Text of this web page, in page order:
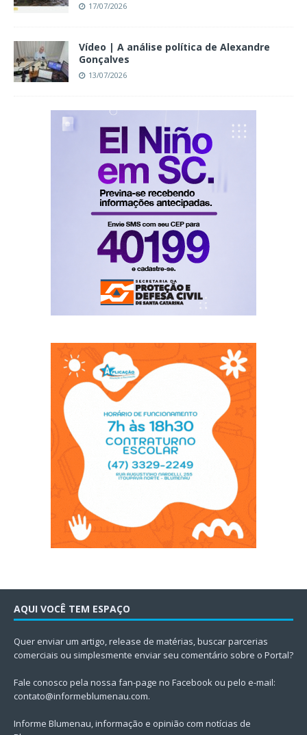
17/07/2026
Vídeo | A análise política de Alexandre
Gonçalves
13/07/2026
AQUI VOCÊ TEM ESPAÇO
Quer enviar um artigo, release de matérias, buscar parcerias
comerciais ou simplesmente enviar seu comentário sobre o Portal?
Fale conosco pela nossa fan-page no Facebook ou pelo e-mail:
contato@informeblumenau.com.
Informe Blumenau, informação e opinião com notícias de